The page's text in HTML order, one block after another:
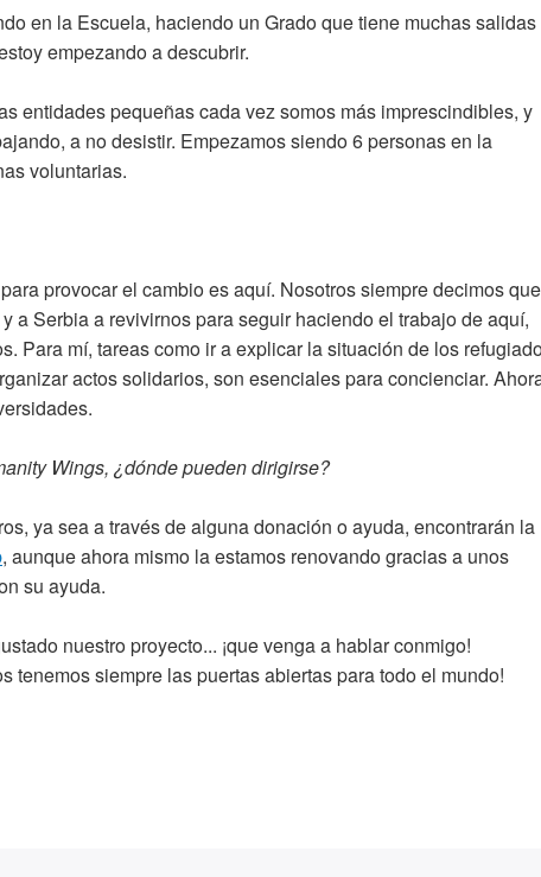
en la Escuela, haciendo un Grado que tiene muchas salidas
empezando a descubrir.
entidades pequeñas cada vez somos más imprescindibles, y
a no desistir. Empezamos siendo 6 personas en la
voluntarias.
provocar el cambio es aquí. Nosotros siempre decimos que
a Serbia a revivirnos para seguir haciendo el trabajo de aquí,
Para mí, tareas como ir a explicar la situación de los
actos solidarios, son esenciales para concienciar.
Wings, ¿dónde pueden dirigirse?
ya sea a través de alguna donación o ayuda, encontrarán la
, aunque ahora mismo la estamos renovando gracias a unos
su ayuda.
nuestro proyecto... ¡que venga a hablar conmigo!
tenemos siempre las puertas abiertas para todo el mundo!